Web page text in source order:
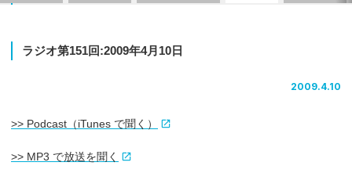
ラジオ第151回:2009年4月 10 日
2009.4.10
>> Podcast（iTunes で聞く）
>> MP3 で放送を聞く